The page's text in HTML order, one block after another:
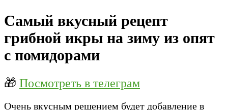
Самый вкусный рецепт
грибной икры на зиму из опят
с помидорами
🎁 Посмотреть в телеграм
Очень вкусным решением будет добавление в